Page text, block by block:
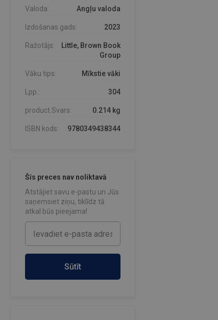
Valoda: Angļu valoda
Izdošanas gads: 2023
Ražotājs:
Little, Brown Book
Group
Vāku tips: Mīkstie vāki
Lpp.: 304
product.Svars: 0.214 kg
ISBN kods: 9780349438344
Šīs preces nav noliktavā
Atstājiet savu e-pastu un Jūs
saņemsiet ziņu, tiklīdz tā
atkal būs pieejama!
Sūtīt